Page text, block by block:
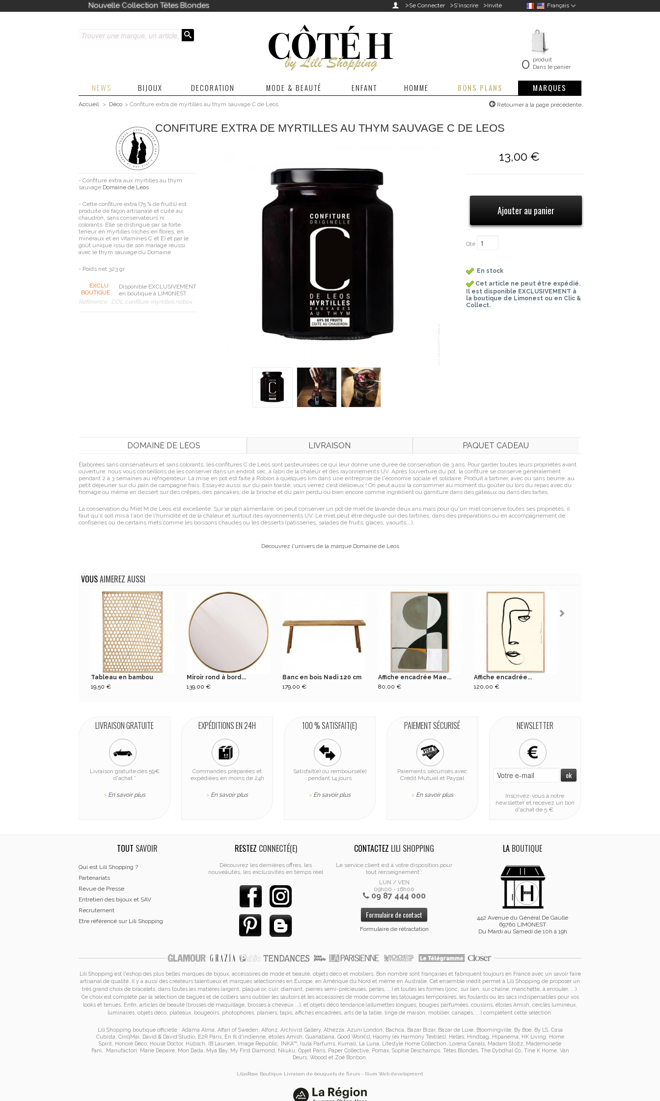
Français
Nouvelle Collection Têtes Blondes  >Se Connecter >S'inscrire >Invité
0 produit
Dans le panier
NEWS BIJOUX DECORATION MODE & BEAUTÉ ENFANT HOMME BONS PLANS MARQUES
Accueil > Déco > Confiture extra de myrtilles au thym sauvage C de Leos Retourner à la page précédente
CONFITURE EXTRA DE MYRTILLES AU THYM SAUVAGE C DE LEOS
- Confiture extra aux myrtilles au thym
sauvage Domaine de Leos
- Cette confiture extra (75 % de fruits) est
produite de façon artisanale et cuite au
chaudron, sans conservateurs ni
colorants. Elle se distingue par sa forte
teneur en myrtilles (riches en fibres, en
minéraux et en vitamines C et E) et par le
goût unique issu de son mariage réussi
avec le thym sauvage du Domaine
- Poids net 323 gr
EXCLU
BOUTIQUE
Disponible EXCLUSIVEMENT
en boutique à LIMONEST
Référence : DDL confiture myrtilles nobox
13,00 €
Qté
En stock
Cet article ne peut être expédié.
Il est disponible EXCLUSIVEMENT à
la boutique de Limonest ou en Clic &
Collect.
DOMAINE DE LEOS LIVRAISON PAQUET CADEAU
Élaborées sans conservateurs et sans colorants, les confitures C de Leos sont pasteurisées ce qui leur donne une durée de conservation de 3 ans. Pour garder toutes leurs propriétés avant
ouverture, nous vous conseillons de les conserver dans un endroit sec, à l’abri de la chaleur et des rayonnements UV. Après l’ouverture du pot, la confiture se conserve généralement
pendant 2 à 3 semaines au réfrigérateur. La mise en pot est faite à Robion à quelques km dans une entreprise de l'économie sociale et solidaire. Produit à tartiner, avec ou sans beurre, au
petit déjeuner sur du pain de campagne frais. Essayez aussi sur du pain toasté, vous verrez c’est délicieux ! On peut aussi la consommer au moment du goûter ou lors du repas avec du
fromage ou même en dessert sur des crêpes, des pancakes, de la brioche et du pain perdu ou bien encore comme ingrédient ou garniture dans des gâteaux ou dans des tartes.
La conservation du Miel M de Leos est excellente. Sur le plan alimentaire, on peut conserver un pot de miel de lavande deux ans mais pour qu'un miel conserve toutes ses propriétés, il
faut qu'il soit mis à l'abri de l'humidité et de la chaleur et surtout des rayonnements UV. Le miel peut être dégusté sur des tartines, dans des préparations ou en accompagnement de
confiseries ou de certains mets comme les boissons chaudes ou les desserts (pâtisseries, salades de fruits, glaces, yaourts,…).
Découvrez l'univers de la marque Domaine de Leos
VOUSAIMEREZ AUSSI
Tableau en bambou
19,50 €
Miroir rond à bord...
139,00 €
Banc en bois Nadi 120 cm
179,00 €
Affiche encadrée Mae...
80,00 €
Affiche encadrée...
120,00 €
LIVRAISON GRATUITE
Livraison gratuite dès 59€
d'achat *
> En savoir plus
EXPÉDITIONS EN 24H
Commandes préparées et
expédiées en moins de 24h
> En savoir plus
100 % SATISFAIT(E)
Satisfait(e) ou remboursé(e)
pendant 14 jours
> En savoir plus
PAIEMENT SÉCURISÉ
Paiements sécurisés avec
Crédit Mutuel et Paypal
> En savoir plus
NEWSLETTER
Inscrivez-vous à notre
newsletter et recevez un bon
d'achat de 5 €
TOUT SAVOIR
Qui est Lili Shopping ?
Partenariats
Revue de Presse
Entretien des bijoux et SAV
Recrutement
Etre référencé sur Lili Shopping
RESTEZ CONNECTÉ(E)
Découvrez les dernières offres, les
nouveautés, les exclusivités en temps réel
CONTACTEZ LILI SHOPPING
Le service client est à votre disposition pour
tout renseignement :
LUN / VEN
09h00 - 16h00
09 87 444 000
Formulaire de contact
Formulaire de rétractation
LA BOUTIQUE
442 Avenue du Général De Gaulle
69760 LIMONEST
Du Mardi au Samedi de 10h à 19h
Lili Shopping est l'eshop des plus belles marques de bijoux, accessoires de mode et beauté, objets déco et mobiliers. Bon nombre sont françaises et fabriquent toujours en France avec un savoir faire
artisanal de qualité. Il y a aussi des créateurs talentueux et marques sélectionnés en Europe, en Amérique du Nord et même en Australie. Cet ensemble inédit permet à Lili Shopping de proposer un
très grand choix de bracelets , dans toutes les matières (argent, plaqué or, cuir, diamant, pierres semi-précieuses, perles, ...) et toutes les formes (jonc, sur lien, sur chaîne, manchette, à enrouler, ...).
Ce choix est complété par la sélection de bagueset de collierssans oublier les sautoirset les accessoires de modecomme les tatouages temporaires, les foulards ou les sacs indispensables pour vos
looks et tenues. Enfin, articles de beauté (brosses de maquillage, brosses à cheveux ...), et objets déco tendance (allumettes longues, bougies parfumées, coussins, étoiles Amish , cercles lumineux,
luminaires, objets déco, plateaux, bougeoirs, photophores, planiers, tapis, affiches encadrées, arts de la table, linge de maison, mobilier, canapés, ...) complètent cette sélection.
Lili Shopping boutique officielle : Adama Alma Affari of Sweden Alfonz, Archivist Gallery, Athezza Azuni London Bachca Bazar Bizar, Bazar de Luxe, Bloomingville, By Boe, By LS, Casa
Cubista CinqMai David & David Studio, E2R Paris, En fil d'indienne, étoiles Amish Guanabana Good Work(s), Haomy (ex Harmony Textiles), Helles, Hindbag Hipanema HK Living
Home
Spirit
Honoré Déco House Doctor, Hübsch IB Laursen Image Republic INKA™ Isula Parfums Kumali La Luna Lifestyle Home Collection Lorena Canals Madam Stoltz Mademoiselle
Fani
Manufactori Marie Depaire, Mon Dada Mya Bay, My First Diamond Nkuku Opjet Paris, Paper Collective, Pomax, Sophie Deschamps, Têtes Blondes, The Dybdhal Co, Tine K Home, Van
Deurs Woood et Zoé Bonbon
LilasRose Boutique Livraison de bouquets de fleurs - Ilium Web development